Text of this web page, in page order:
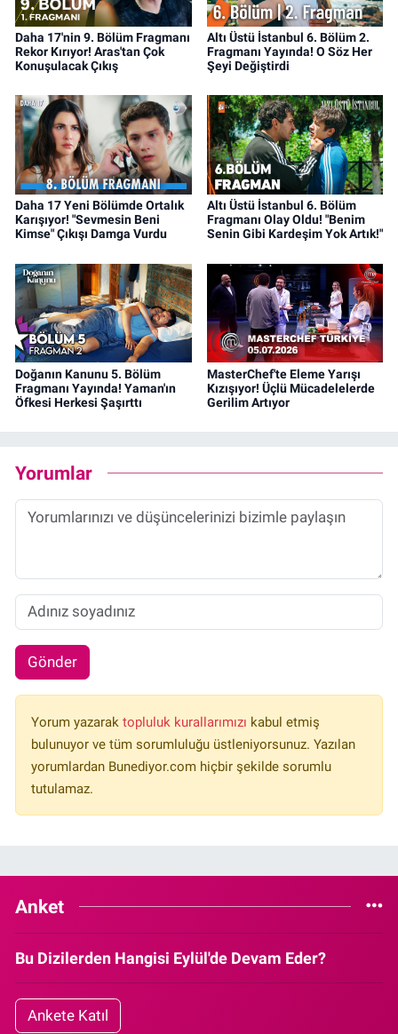
Daha 17'nin 9. Bölüm Fragmanı
Rekor Kırıyor! Aras'tan Çok
Konuşulacak Çıkış
Altı Üstü İstanbul 6. Bölüm 2.
Fragmanı Yayında! O Söz Her
Şeyi Değiştirdi
Daha 17 Yeni Bölümde Ortalık
Karışıyor! "Sevmesin Beni
Kimse" Çıkışı Damga Vurdu
Altı Üstü İstanbul 6. Bölüm
Fragmanı Olay Oldu! "Benim
Senin Gibi Kardeşim Yok Artık!"
Doğanın Kanunu 5. Bölüm
Fragmanı Yayında! Yaman'ın
Öfkesi Herkesi Şaşırttı
MasterChef'te Eleme Yarışı
Kızışıyor! Üçlü Mücadelelerde
Gerilim Artıyor
Yorumlar
Gönder
Yorum yazarak topluluk kurallarımızı kabul etmiş
bulunuyor ve tüm sorumluluğu üstleniyorsunuz. Yazılan
yorumlardan Bunediyor.com hiçbir şekilde sorumlu
tutulamaz.
Anket
Bu Dizilerden Hangisi Eylül'de Devam Eder?
Ankete Katıl